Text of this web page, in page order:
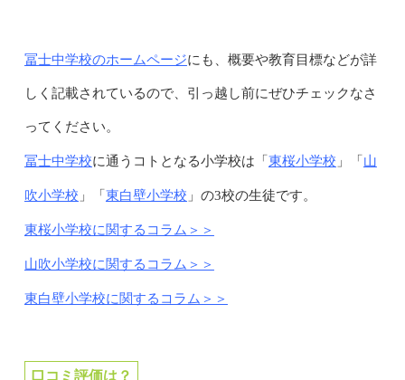
冨士中学校のホームページにも、概要や教育目標などが詳
しく記載されているので、引っ越し前にぜひチェックなさ
ってください。
冨士中学校に通うコトとなる小学校は「東桜小学校 」「山
吹小学校 」「東白壁小学校 」の3校の生徒です。
東桜小学校に関するコラム＞＞
山吹小学校に関するコラム＞＞
東白壁小学校に関するコラム＞＞
口コミ評価は？